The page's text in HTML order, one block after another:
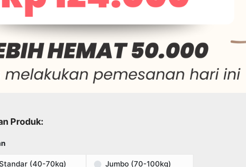
Produk:
(40-70kg) Jumbo (70-100kg)